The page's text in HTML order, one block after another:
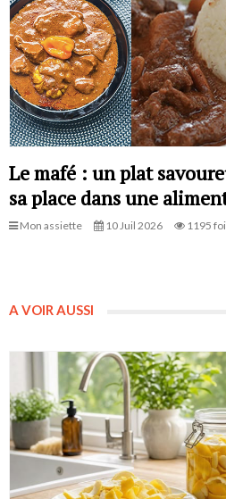
Le mafé : un plat
sa place dans une
Mon assiette 10 Juil 2026 1195
A VOIR AUSSI